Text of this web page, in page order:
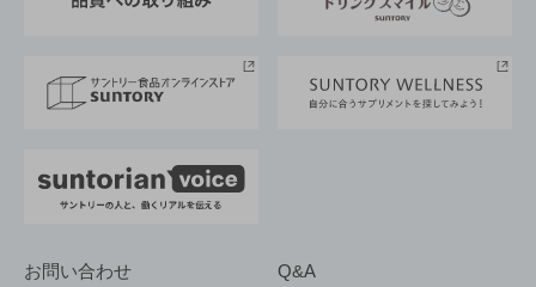
採用情報
お問い合わせ Q&A